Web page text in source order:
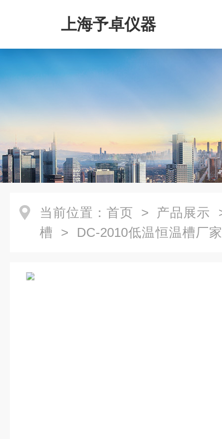
上海予卓仪器
当前位置： 首页 > 产品展示
槽 > DC-2010低温恒温槽厂